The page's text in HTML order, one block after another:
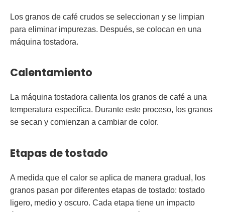
Los granos de café crudos se seleccionan y se limpian
para eliminar impurezas. Después, se colocan en una
máquina tostadora.
Calentamiento
La máquina tostadora calienta los granos de café a una
temperatura específica. Durante este proceso, los granos
se secan y comienzan a cambiar de color.
Etapas de tostado
A medida que el calor se aplica de manera gradual, los
granos pasan por diferentes etapas de tostado: tostado
ligero, medio y oscuro. Cada etapa tiene un impacto